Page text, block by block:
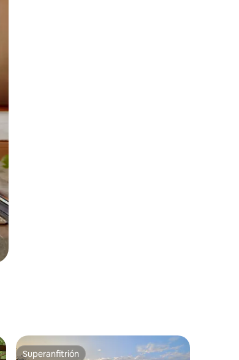
y deslizando la pantalla.
Superanfitrión